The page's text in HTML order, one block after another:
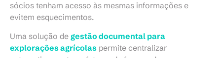
sócios tenham acesso às mesmas informações e
evitem esquecimentos.
Uma solução de gestão documental para
explorações agrícolas permite centralizar